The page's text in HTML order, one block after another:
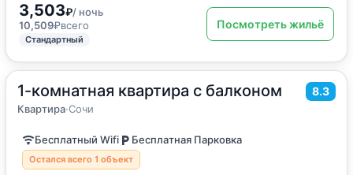
3,503₽/ ночь
10,509₽всего
Стандартный
Посмотреть жильё
1-комнатная квартира с балконом 8.3
Квартира·Сочи
35м2· 4 гостя
Квартира
Бесплатный Wifi Бесплатная Парковка
Остался всего 1 объект